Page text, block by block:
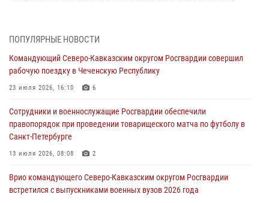
в честь юбилея ведомства
08 августа 2026, 09:03
медицины с учетом опыта СВО
08 августа 2026, 09:00 2
В Кабардино-Балкарии сотрудники Росгвардии провели турнир по
08 августа 2026, 07:00
ПОПУЛЯРНЫЕ НОВОСТИ
Командующий Северо-Кавказским округом Росгвардии совершил
рабочую поездку в Чеченскую Республику
23 июля 2026, 16:10 6
Сотрудники и военнослужащие Росгвардии обеспечили
правопорядок при проведении товарищеского матча по футболу в
Санкт-Петербурге
13 июля 2026, 08:08 2
Врио командующего Северо-Кавказским округом Росгвардии
встретился с выпускниками военных вузов 2026 года